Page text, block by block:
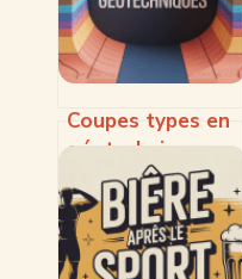
Coupes types en
géotechnique :
comprendre,
choisir et
exploiter ces
profils essentiels